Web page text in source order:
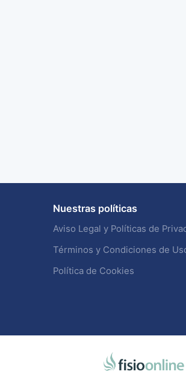
Nuestras políticas
Aviso Legal y Políticas de
Términos y Condiciones de
Política de Cookies